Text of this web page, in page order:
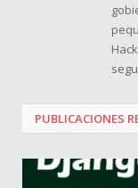
PUBLICACIONES